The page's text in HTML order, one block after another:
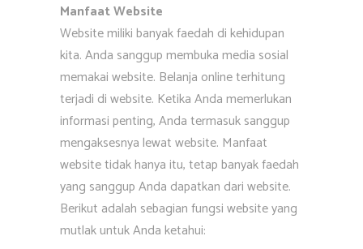
Manfaat Website
Website miliki banyak faedah di kehidupan
kita. Anda sanggup membuka media sosial
memakai website. Belanja online terhitung
terjadi di website. Ketika Anda memerlukan
informasi penting, Anda termasuk sanggup
mengaksesnya lewat website. Manfaat
website tidak hanya itu, tetap banyak faedah
yang sanggup Anda dapatkan dari website.
Berikut adalah sebagian fungsi website yang
mutlak untuk Anda ketahui: